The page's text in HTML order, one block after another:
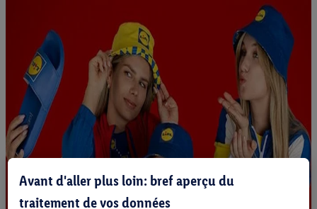
Avant d'aller plus loin: bref aperçu du
traitement de vos données